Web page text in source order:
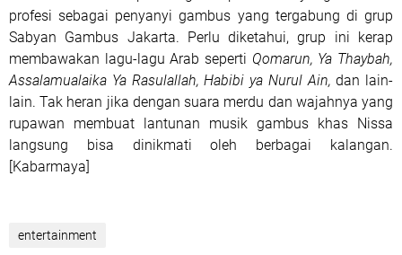
profesi sebagai penyanyi gambus yang tergabung di grup
Sabyan Gambus Jakarta. Perlu diketahui, grup ini kerap
membawakan lagu-lagu Arab seperti Qomarun, Ya Thaybah,
Assalamualaika Ya Rasulallah, Habibi ya Nurul Ain, dan lain-
lain. Tak heran jika dengan suara merdu dan wajahnya yang
rupawan membuat lantunan musik gambus khas Nissa
langsung bisa dinikmati oleh berbagai kalangan.
[Kabarmaya]
entertainment